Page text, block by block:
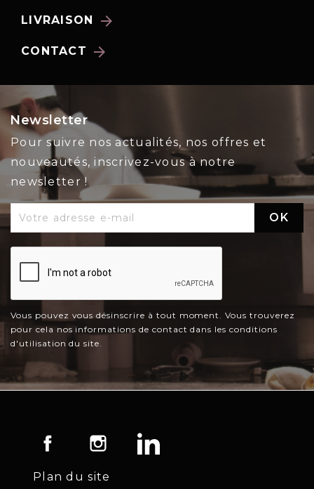
LIVRAISON arrow_forward
CONTACT arrow_forward
Newsletter
Pour suivre nos actualités, nos offres et
nouveautés, inscrivez-vous à notre
newsletter !
Vous pouvez vous désinscrire à tout moment. Vous trouverez
pour cela nos informations de contact dans les conditions
d'utilisation du site.
Facebook Instagram
Plan du site